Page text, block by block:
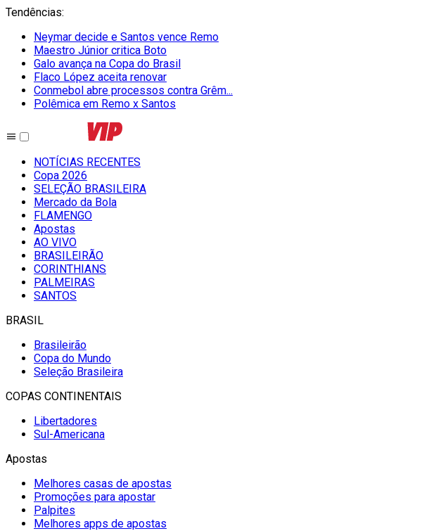
Tendências:
Neymar decide e Santos vence Remo
Maestro Júnior critica Boto
Galo avança na Copa do Brasil
Flaco López aceita renovar
Conmebol abre processos contra Grêm...
Polêmica em Remo x Santos
NOTÍCIAS RECENTES
Copa 2026
SELEÇÃO BRASILEIRA
Mercado da Bola
FLAMENGO
Apostas
AO VIVO
BRASILEIRÃO
CORINTHIANS
PALMEIRAS
SANTOS
BRASIL
Brasileirão
Copa do Mundo
Seleção Brasileira
COPAS CONTINENTAIS
Libertadores
Sul-Americana
Apostas
Melhores casas de apostas
Promoções para apostar
Palpites
Melhores apps de apostas